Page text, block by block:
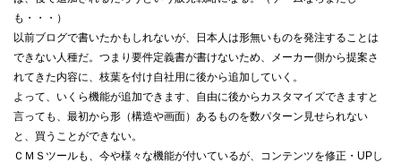
も・・・）
以前ブログで書いたかもしれないが、日本人は形無いものを発注することは
できない人種だ。つまり要件定義書が書けないため、メーカー側から提案さ
れてきた内容に、枝葉を付け自社用に後から追加していく。
よって、いくら機能が追加できます、自由に後からカスタマイズできますと
言っても、最初から形（構造や画面）あるものを数パターン見せられない
と、買うことができない。
ＣＭＳツールも、今や様々な機能が付いているが、コンテンツを修正・UPし